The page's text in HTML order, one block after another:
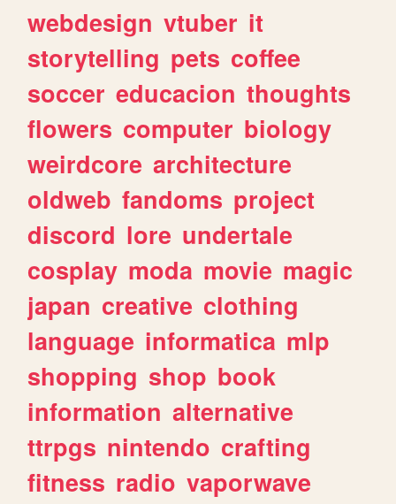
webdesign vtuber it
storytelling pets coffee
soccer educacion thoughts
flowers computer biology
weirdcore architecture
oldweb fandoms project
discord lore undertale
cosplay moda movie magic
japan creative clothing
language informatica mlp
shopping shop book
information alternative
ttrpgs nintendo crafting
fitness radio vaporwave